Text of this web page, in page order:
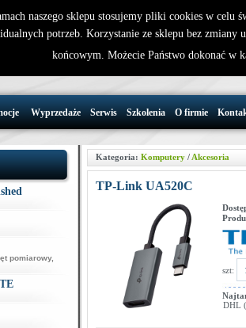
32 721 86
Wyprzedaże Serwis Szkolenia O firmie
pomiarowy,
Kategoria: Komputery/ Akcesoria
TP-Link UA520C
szt:
DHL
naszego sklepu stosujemy pliki cookies w celu
potrzeb. Korzystanie ze sklepu bez zmiany
końcowym. Możecie Państwo dokonać w